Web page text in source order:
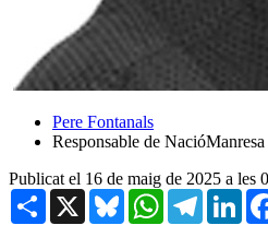
Pere Fontanals
Responsable de NacióManresa
Publicat el 16 de maig de 2025 a les
Share X BlueskyWhatsAppTelegram